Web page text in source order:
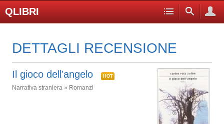
QLIBRI
DETTAGLI RECENSIONE
Il gioco dell'angelo HOT
Narrativa straniera » Romanzi